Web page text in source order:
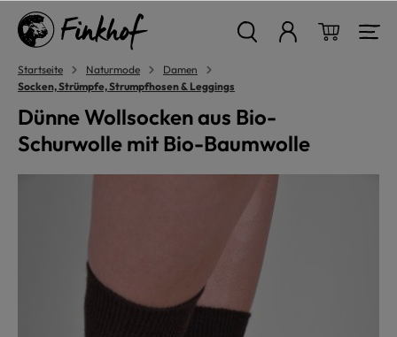
springen
Startseite Naturmode
Damen
Socken, Strümpfe, Strumpfhosen & Leggings
Dünne Wollsocken aus Bio-
Schurwolle mit Bio-Baumwolle